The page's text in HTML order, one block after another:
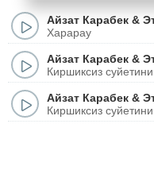
Айзат Карабек &
Харарау
Айзат Карабек &
Киршиксиз
Айзат Карабек &
Киршиксиз